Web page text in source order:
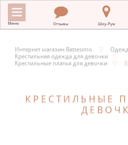
Меню
ИНТЕРНЕТ МАГАЗИН BATTESIMO
КРЕСТИЛЬНАЯ ВЫШИВКА
Отзывы Шоу-Рум
Интернет магазин Battesimo ♡
Крестильная одежда для девочки
♡
Крестильные платья для девочки
♡
КРЕСТИЛЬНЫЕ